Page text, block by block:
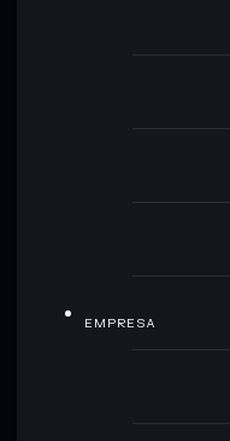
EMPRESA